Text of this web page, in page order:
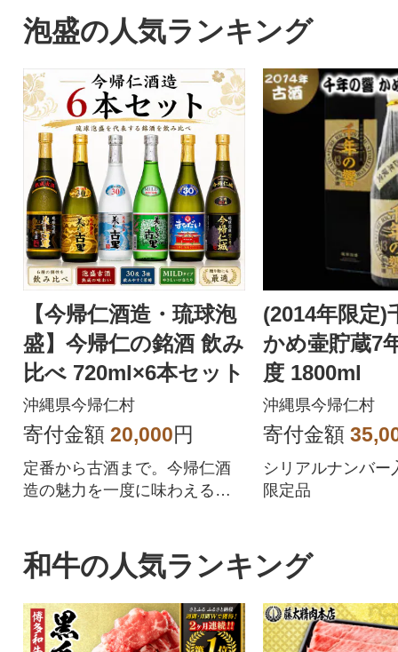
泡盛の人気ランキング
【今帰仁酒造・琉球泡
盛】今帰仁の銘酒 飲み
比べ 720ml×6本セット
沖縄県今帰仁村
寄付金額 20,000円
定番から古酒まで。今帰仁酒
造の魅力を一度に味わえる豪
(2014年限定)
かめ壷貯蔵7
度 1800ml
沖縄県今帰仁村
寄付金額
シリアルナンバー
限定品
和牛の人気ランキング